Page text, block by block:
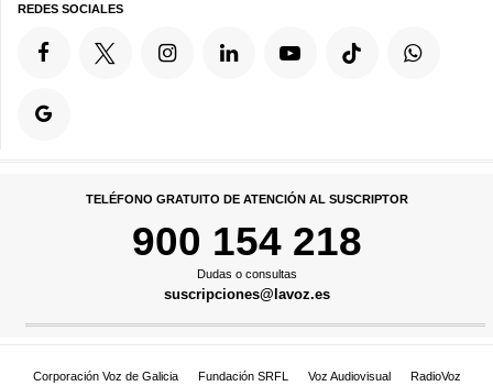
REDES SOCIALES
TELÉFONO GRATUITO DE ATENCIÓN AL SUSCRIPTOR
900 154 218
Dudas o consultas
suscripciones@lavoz.es
Corporación Voz de Galicia Fundación SRFL Voz Audiovisual RadioVoz